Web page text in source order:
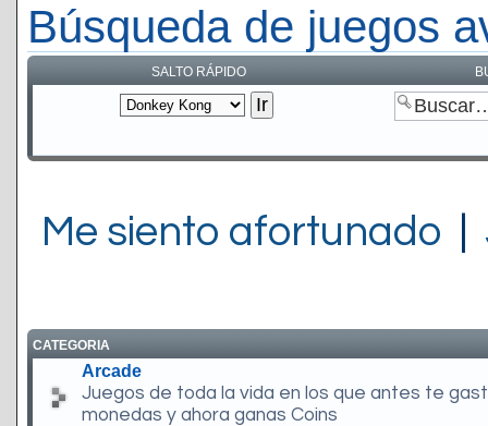
Búsqueda de juegos
SALTO RÁPIDO
Me siento afortunado
CATEGORIA
Arcade
Juegos de toda la vida en los que antes te
monedas y ahora ganas Coins